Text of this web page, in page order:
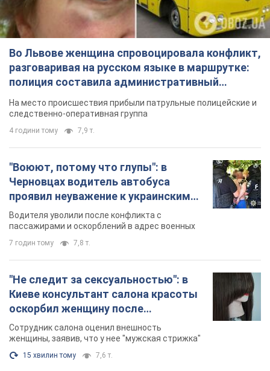
Во Львове женщина спровоцировала конфликт,
разговаривая на русском языке в маршрутке:
полиция составила административный
протокол. Видео
На место происшествия прибыли патрульные полицейские и
следственно-оперативная группа
4 години тому 7,9 т.
"Воюют, потому что глупы": в
Черновцах водитель автобуса
проявил неуважение к украинским
военным и поплатился за это.
Видео
Водителя уволили после конфликта с
пассажирами и оскорблений в адрес военных
7 годин тому 7,8 т.
"Не следит за сексуальностью": в
Киеве консультант салона красоты
оскорбил женщину после
химиотерапии, разгорелся скандал.
Фото
Сотрудник салона оценил внешность
женщины, заявив, что у нее "мужская стрижка"
15 хвилин тому 7,6 т.